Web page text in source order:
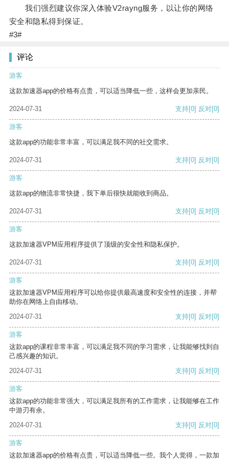
我们强烈建议你深入体验V2rayng服务，以让你的网络
安全和隐私得到保证。
#3#
评论
游客
这款加速器app的价格有点贵，可以适当降低一些，这样会更加亲民。
2024-07-31 支持[0] 反对[0]
游客
这款app的功能非常丰富，可以满足我不同的社交需求。
2024-07-31 支持[0] 反对[0]
游客
这款app的物流非常快捷，我下单后很快就能收到商品。
2024-07-31 支持[0] 反对[0]
游客
这款加速器VPM应用程序提供了顶级的安全性和隐私保护。
2024-07-31 支持[0] 反对[0]
游客
这款加速器VPM应用程序可以给你提供最高速度和安全性的连接，并帮
助你在网络上自由移动。
2024-07-31
支持[0] 反对[0]
游客
这款app的课程非常丰富，可以满足我不同的学习需求，让我能够找到自
己感兴趣的知识。
2024-07-31
支持[0] 反对[0]
游客
这款app的功能非常强大，可以满足我所有的工作需求，让我能够在工作
中游刃有余。
2024-07-31
支持[0] 反对[0]
游客
这款加速器app的价格有点贵，可以适当降低一些。我个人觉得，一款加